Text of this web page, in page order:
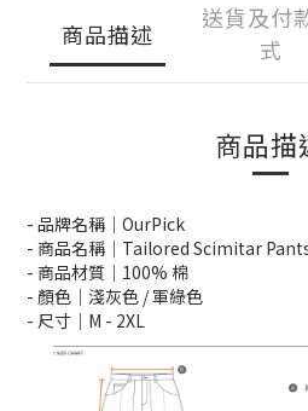
商品描述
送貨及付
式
商品描
- 品牌名稱｜OurPick
- 商品名稱｜Tailored Scimitar
- 商品材質｜100% 棉
- 顏色｜淺灰色 / 軍綠色
- 尺寸｜M - 2XL